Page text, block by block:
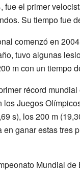
fue el primer
Su tiempo fue
comenzó en
tuvo algunas
m con un tiempo
récord
los Juegos
s), los 200 m
en ganar estas tres
Mundial